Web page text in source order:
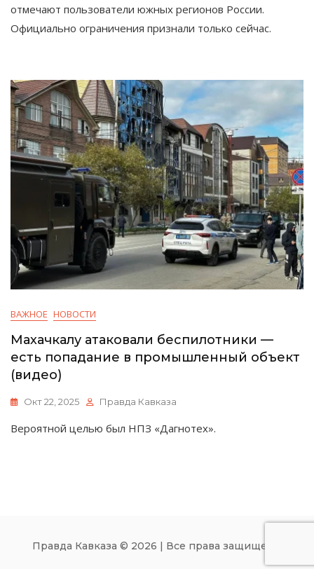
отмечают пользователи южных регионов России.
Официально ограничения признали только сейчас.
ВАЖНОЕ НОВОСТИ
Махачкалу атаковали беспилотники —
есть попадание в промышленный объект
(видео)
Окт 22, 2025 Правда Кавказа
Вероятной целью был НПЗ «Дагнотех».
Правда Кавказа © 2026 | Все права защищены